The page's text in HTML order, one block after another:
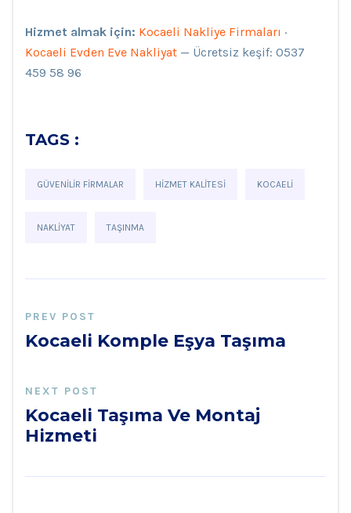
Hizmet almak için: Kocaeli Nakliye Firmaları ·
Kocaeli Evden Eve Nakliyat — Ücretsiz keşif: 0537
459 58 96
TAGS :
GÜVENILIR FIRMALAR HIZMET KALITESI KOCAELI
NAKLIYAT TAŞINMA
PREV POST
Kocaeli Komple Eşya Taşıma
NEXT POST
Kocaeli Taşıma Ve Montaj
Hizmeti